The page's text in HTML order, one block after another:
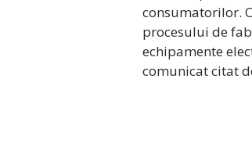
consumatorilor.
procesului de
echipamente
comunicat citat